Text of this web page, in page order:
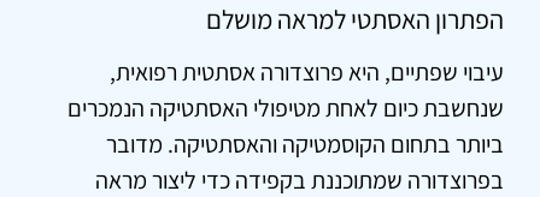
הפתרון האסתטי למראה מושלם
עיבוי שפתיים, היא פרוצדורה אסתטית רפואית,
שנחשבת כיום לאחת מטיפולי האסתטיקה הנמכרים
ביותר בתחום הקוסמטיקה והאסתטיקה. מדובר
בפרוצדורה שמתוכננת בקפידה כדי ליצור מראה